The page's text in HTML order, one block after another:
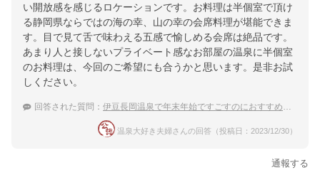
い開放感を感じるロケーションです。お料理は半個室で頂け
る静岡県ならではの海の幸、山の幸の会席料理が堪能できま
す。目で見て舌で味わえる五感で愉しめる会席は絶品です。
あまり人と接しないプライベート感なお部屋の温泉に半個室
のお料理は、今回のご希望にも合うかと思います。是非お試
しください。
回答された質問： 伊豆長岡温泉で年末年始ですごすのにおすすめの穴場な温泉宿は？
温泉大好き夫婦さんの回答（投稿日：2023/12/30）
通報する